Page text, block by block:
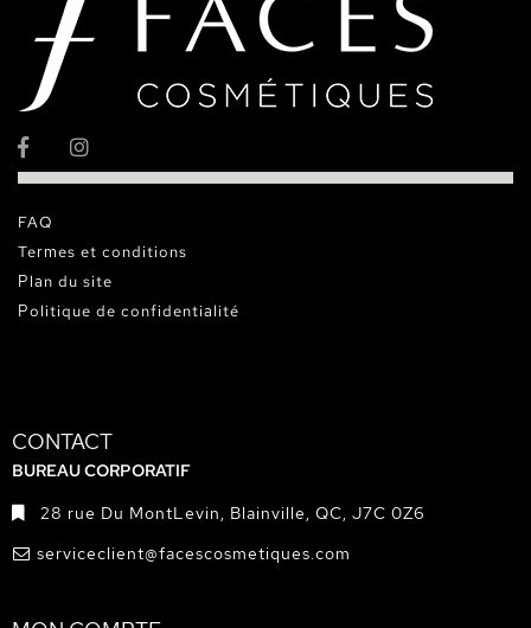
FAQ
Termes et conditions
Plan du site
Politique de confidentialité
CONTACT
BUREAU CORPORATIF
28 rue Du MontLevin, Blainville, QC, J7C 0Z6
serviceclient@facescosmetiques.com